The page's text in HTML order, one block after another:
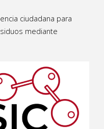
ciudadana para
mediante